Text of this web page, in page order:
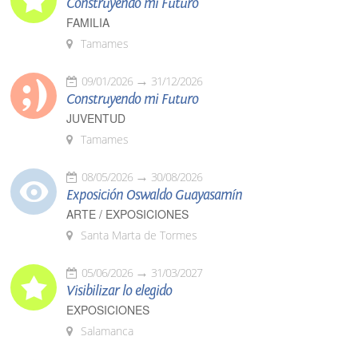
Construyendo mi Futuro
FAMILIA
Tamames
09/01/2026 31/12/2026
Construyendo mi Futuro
JUVENTUD
Tamames
08/05/2026 30/08/2026
Exposición Oswaldo Guayasamín
ARTE / EXPOSICIONES
Santa Marta de Tormes
05/06/2026 31/03/2027
Visibilizar lo elegido
EXPOSICIONES
Salamanca